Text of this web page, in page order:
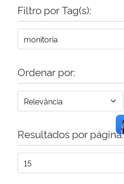
Secretaria-Geral
Gabinete de Segurança Institucional
Advocacia-Geral da União
Banco Central do Brasil
Filtro por Tag(s):
Ordenar por:
Resultados por página: